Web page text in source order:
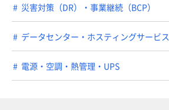
災害対策（DR）・事業継続（BCP）
データセンター・ホスティングサービス
電源・空調・熱管理・UPS